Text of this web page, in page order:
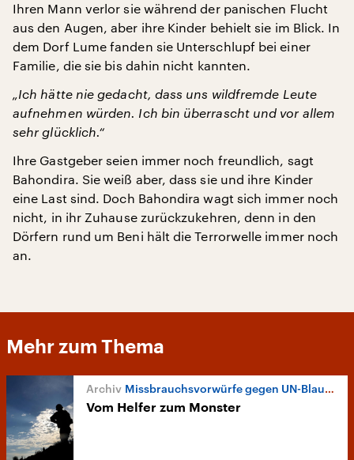
Ihren Mann verlor sie während der panischen Flucht
aus den Augen, aber ihre Kinder behielt sie im Blick. In
dem Dorf Lume fanden sie Unterschlupf bei einer
Familie, die sie bis dahin nicht kannten.
„Ich hätte nie gedacht, dass uns wildfremde Leute
aufnehmen würden. Ich bin überrascht und vor allem
sehr glücklich.“
Ihre Gastgeber seien immer noch freundlich, sagt
Bahondira. Sie weiß aber, dass sie und ihre Kinder
eine Last sind. Doch Bahondira wagt sich immer noch
nicht, in ihr Zuhause zurückzukehren, denn in den
Dörfern rund um Beni hält die Terrorwelle immer noch
an.
Mehr zum Thema
Missbrauchsvorwürfe gegen UN-Blauhelme
Vom Helfer zum Monster